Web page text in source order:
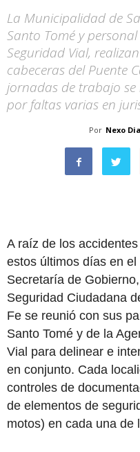
La Municipalidad de
Santo Tomé y
Seguridad Vial,
cabeceras del Puente
jornadas de trabajo
por faltas varias en
Por Nexo
A raíz de los
estos últimos días en
Secretaría de
Seguridad Ciudadana
Fe se reunió con sus
Santo Tomé y de la
Vial para delinear e
en conjunto. Cada
controles de
de elementos de
motos) en cada una de